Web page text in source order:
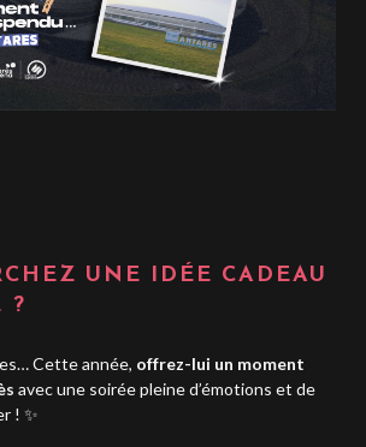
UNE IDÉE CADEAU
?
Cette année, offrez-lui un moment
avec une soirée pleine d’émotions et de
! ✨